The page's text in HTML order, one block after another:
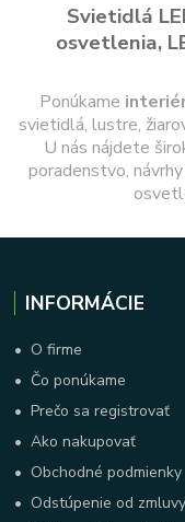
Svietidlá
osvetlenia,
Ponúkame
svietidlá, lustre,
U nás nájdete
poradenstvo,
INFORMÁCIE
• O firme
• Čo ponúkame
•Prečo sa registrovať
•Ako nakupovať
• Obchodné podmienky
• Odstúpenie od zmluvy